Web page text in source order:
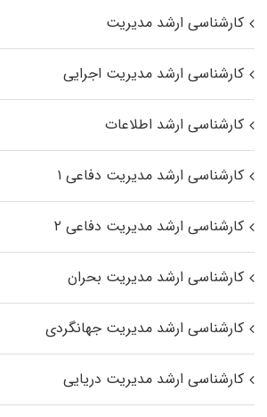
کارشناسی ارشد مدیریت
کارشناسی ارشد مدیریت اجرایی
کارشناسی ارشد اطلاعات
کارشناسی ارشد مدیریت دفاعی ۱
کارشناسی ارشد مدیریت دفاعی ۲
کارشناسی ارشد مدیریت بحران
کارشناسی ارشد مدیریت جهانگردی
کارشناسی ارشد مدیریت دریایی